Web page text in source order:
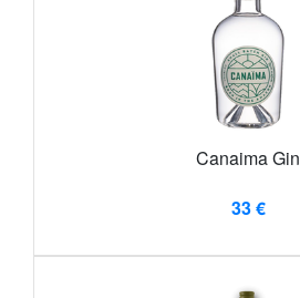
Canaima Gin
33 €